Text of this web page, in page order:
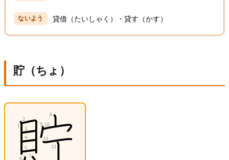
貸借（たいしゃく）・貸す（かす）
貯（ちょ）